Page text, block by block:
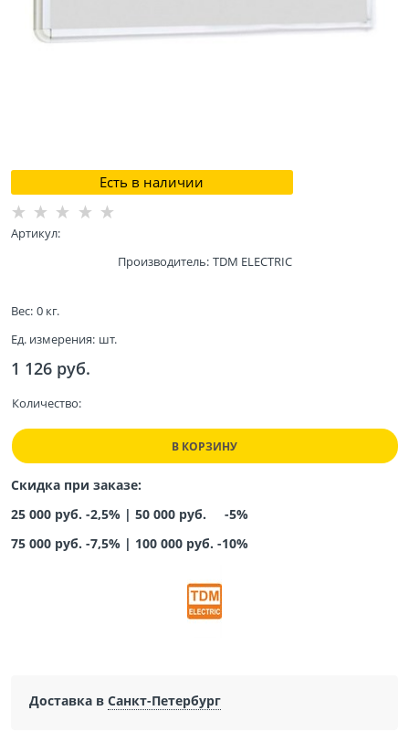
Есть в наличии
Артикул:
Производитель: TDM ELECTRIC
Вес: 0 кг.
Ед. измерения: шт.
1 126 руб.
Количество:
В КОРЗИНУ
Скидка при заказе:
25 000 руб. -2,5% | 50 000 руб. -5%
75 000 руб. -7,5% | 100 000 руб. -10%
Доставка в Санкт-Петербург